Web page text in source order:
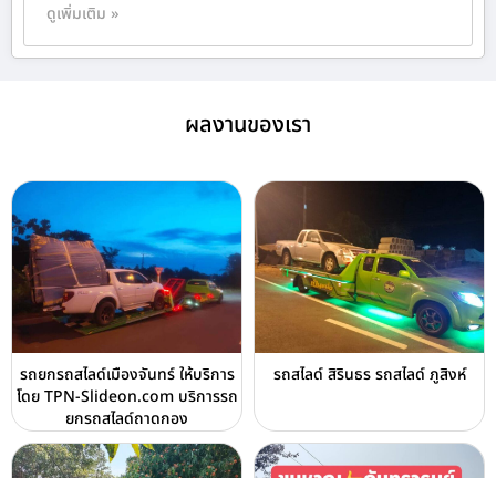
ดูเพิ่มเติม »
ผลงานของเรา
รถยกรถสไลด์เมืองจันทร์ ให้บริการ
โดย TPN-Slideon.com บริการรถ
ยกรถสไลด์ถาดกอง
รถสไลด์ สิรินธร รถสไลด์ ภูสิงห์